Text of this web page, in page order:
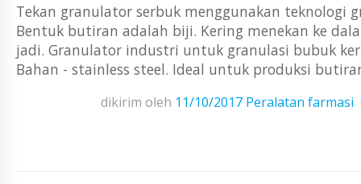
Tekan granulator serbuk menggunakan teknologi
Bentuk butiran adalah biji. Kering menekan ke
jadi. Granulator industri untuk granulasi bubuk
Bahan - stainless steel. Ideal untuk produksi
dikirim oleh 11/10/2017 Peralatan farmasi